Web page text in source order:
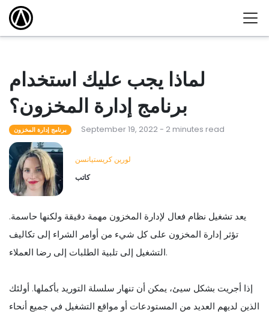
لماذا يجب عليك استخدام
برنامج إدارة المخزون؟
برنامج إدارة المخزون September 19, 2022 - 2 minutes read
لورين كريستيانسن
كاتب
يعد تشغيل نظام فعال لإدارة المخزون مهمة دقيقة ولكنها حاسمة.
تؤثر إدارة المخزون على كل شيء من أوامر الشراء إلى تكاليف
التشغيل إلى تلبية الطلبات إلى رضا العملاء.
إذا أجريت بشكل سيئ، يمكن أن تنهار سلسلة التوريد بأكملها. أولئك
الذين لديهم العديد من المستودعات أو مواقع التشغيل في جميع أنحاء